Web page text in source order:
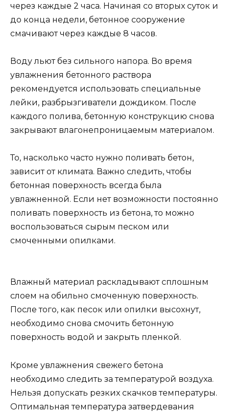
через каждые 2 часа. Начиная со вторых суток и
до конца недели, бетонное сооружение
смачивают через каждые 8 часов.
Воду льют без сильного напора. Во время
увлажнения бетонного раствора
рекомендуется использовать специальные
лейки, разбрызгиватели дождиком. После
каждого полива, бетонную конструкцию снова
закрывают влагонепроницаемым материалом.
То, насколько часто нужно поливать бетон,
зависит от климата. Важно следить, чтобы
бетонная поверхность всегда была
увлажненной. Если нет возможности постоянно
поливать поверхность из бетона, то можно
воспользоваться сырым песком или
смоченными опилками.
Влажный материал раскладывают сплошным
слоем на обильно смоченную поверхность.
После того, как песок или опилки высохнут,
необходимо снова смочить бетонную
поверхность водой и закрыть пленкой.
Кроме увлажнения свежего бетона
необходимо следить за температурой воздуха.
Нельзя допускать резких скачков температуры.
Оптимальная температура затвердевания